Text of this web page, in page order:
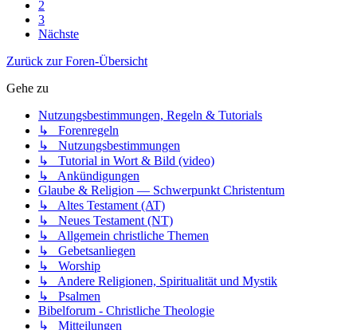
2
3
Nächste
Zurück zur Foren-Übersicht
Gehe zu
Nutzungsbestimmungen, Regeln & Tutorials
↳ Forenregeln
↳ Nutzungsbestimmungen
↳ Tutorial in Wort & Bild (video)
↳ Ankündigungen
Glaube & Religion — Schwerpunkt Christentum
↳ Altes Testament (AT)
↳ Neues Testament (NT)
↳ Allgemein christliche Themen
↳ Gebetsanliegen
↳ Worship
↳ Andere Religionen, Spiritualität und Mystik
↳ Psalmen
Bibelforum - Christliche Theologie
↳ Mitteilungen